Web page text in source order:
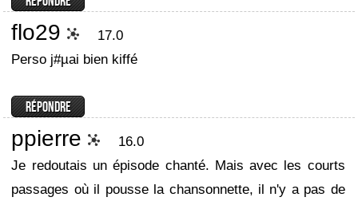
flo29
17.0
Perso j#µai bien kiffé
ppierre
16.0
Je redoutais un épisode chanté. Mais avec les courts
passages où il pousse la chansonnette, il n'y a pas de